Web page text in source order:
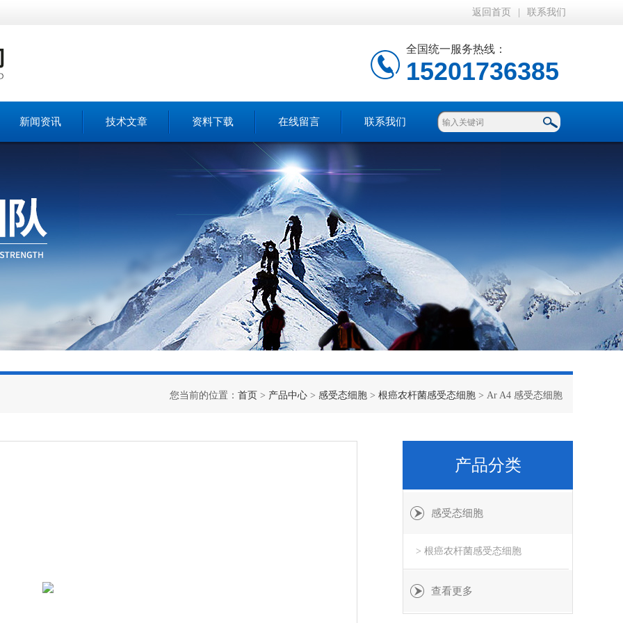
返回首页 联系我们
全国统一服务热线：
15201736385
新闻资讯 技术文章 资料下载 在线留言 联系我们
您当前的位置： 首页 > 产品中心 > 感受态细胞 > 根癌农杆菌感受态细胞 > Ar A4 感受态细胞
产品分类
感受态细胞
> 根癌农杆菌感受态细胞
查看更多